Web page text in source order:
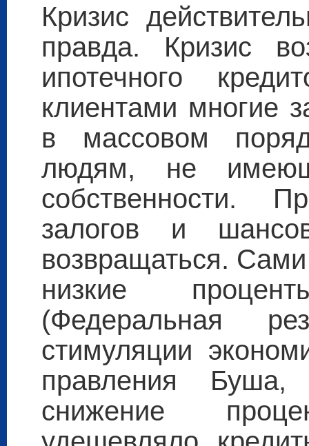
Кризис
правда. Кризис
ипотечного
клиентами многие
в массовом
людям, не
собственности.
залогов и
возвращаться.
низкие
(Федеральная
стимуляции
правления
снижение